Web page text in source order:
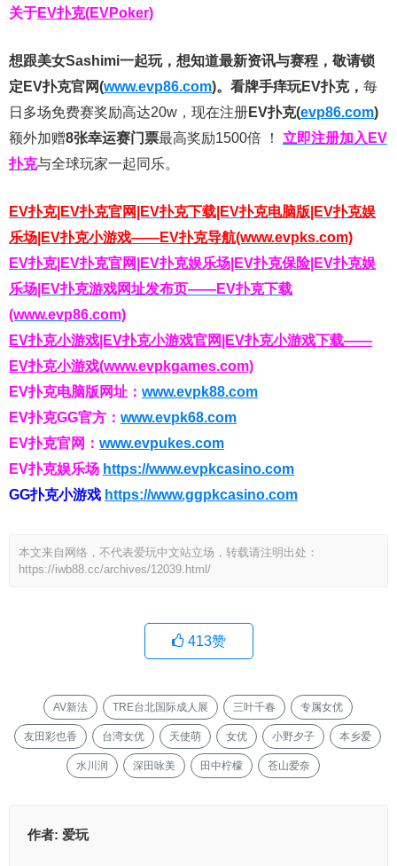
关于EV扑克(EVPoker)
想跟美女Sashimi一起玩， 想知道最新资讯与赛程， 敬请锁
定EV扑克官网(www.evp86.com)。 看牌手痒玩EV扑克， 每
日多场免费赛奖励高达20w，现在注册EV扑克(evp86.com)
额外加赠8张幸运赛门票最高奖励1500倍 ！ 立即注册加入EV
扑克与全球玩家一起同乐。
EV扑克|EV扑克官网|EV扑克下载|EV扑克电脑版|EV扑克娱
乐场|EV扑克小游戏——EV扑克导航(www.evpks.com)
EV扑克|EV扑克官网|EV扑克娱乐场|EV扑克保险|EV扑克娱
乐场|EV扑克游戏网址发布页——EV扑克下载
(www.evp86.com)
EV扑克小游戏|EV扑克小游戏官网|EV扑克小游戏下载——
EV扑克小游戏(www.evpkgames.com)
EV扑克电脑版网址： www.evpk88.com
EV扑克GG官方： www.evpk68.com
EV扑克官网： www.evpukes.com
EV扑克娱乐场 https://www.evpkcasino.com
GG扑克小游戏 https://www.ggpkcasino.com
本文来自网络，不代表爱玩中文站立场，转载请注明出处：
https://iwb88.cc/archives/12039.html/
413赞
AV新法 TRE台北国际成人展 三叶千春 专属女优
友田彩也香 台湾女优 天使萌 女优 小野夕子 本乡爱
水川润 深田咏美 田中柠檬 苍山爱奈
作者: 爱玩